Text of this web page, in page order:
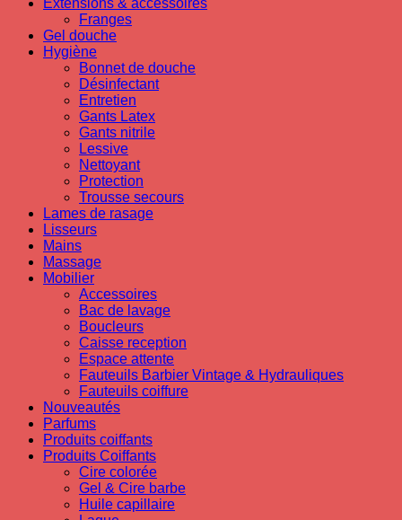
Extensions & accessoires
Franges
Gel douche
Hygiène
Bonnet de douche
Désinfectant
Entretien
Gants Latex
Gants nitrile
Lessive
Nettoyant
Protection
Trousse secours
Lames de rasage
Lisseurs
Mains
Massage
Mobilier
Accessoires
Bac de lavage
Boucleurs
Caisse reception
Espace attente
Fauteuils Barbier Vintage & Hydrauliques
Fauteuils coiffure
Nouveautés
Parfums
Produits coiffants
Produits Coiffants
Cire colorée
Gel & Cire barbe
Huile capillaire